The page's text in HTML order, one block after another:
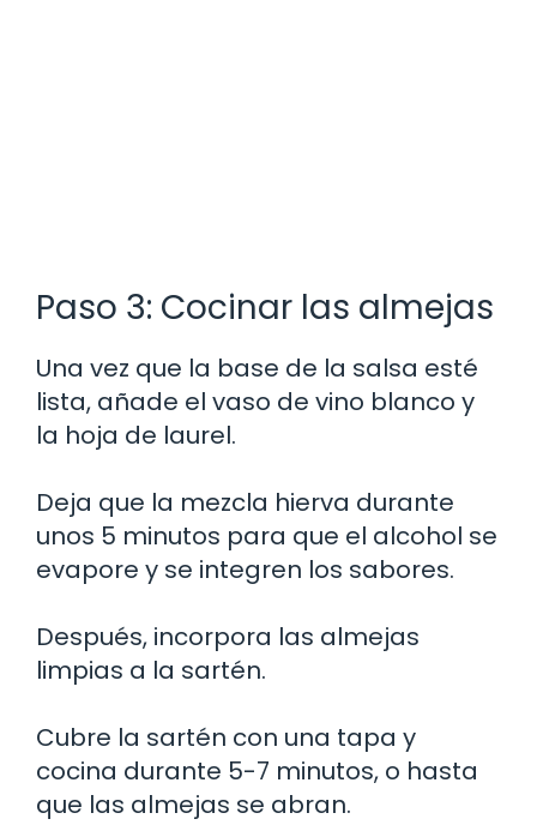
Paso 3: Cocinar las almejas
Una vez que la base de la salsa esté
lista, añade el vaso de vino blanco y
la hoja de laurel.
Deja que la mezcla hierva durante
unos 5 minutos para que el alcohol se
evapore y se integren los sabores.
Después, incorpora las almejas
limpias a la sartén.
Cubre la sartén con una tapa y
cocina durante 5-7 minutos, o hasta
que las almejas se abran.